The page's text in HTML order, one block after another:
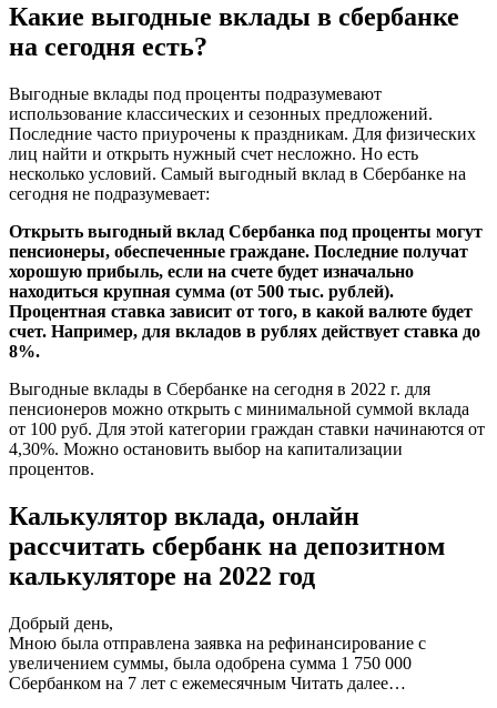
Какие выгодные вклады в сбербанке
на сегодня есть?
Выгодные вклады под проценты подразумевают
использование классических и сезонных предложений.
Последние часто приурочены к праздникам. Для физических
лиц найти и открыть нужный счет несложно. Но есть
несколько условий. Самый выгодный вклад в Сбербанке на
сегодня не подразумевает:
Открыть выгодный вклад Сбербанка под проценты могут
пенсионеры, обеспеченные граждане. Последние получат
хорошую прибыль, если на счете будет изначально
находиться крупная сумма (от 500 тыс. рублей).
Процентная ставка зависит от того, в какой валюте будет
счет. Например, для вкладов в рублях действует ставка до
8%.
Выгодные вклады в Сбербанке на сегодня в 2022 г. для
пенсионеров можно открыть с минимальной суммой вклада
от 100 руб. Для этой категории граждан ставки начинаются от
4,30%. Можно остановить выбор на капитализации
процентов.
Калькулятор вклада, онлайн
рассчитать сбербанк на депозитном
калькуляторе на 2022 год
Добрый день,
Мною была отправлена заявка на рефинансирование с
увеличением суммы, была одобрена сумма 1 750 000
Сбербанком на 7 лет с ежемесячным Читать далее…